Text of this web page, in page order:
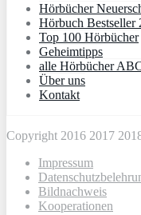
Hörbücher
Hörbuch Bestseller
Top 100 Hörbücher
Geheimtipps
alle Hörbücher
Über uns
Kontakt
Copyright 2016 2017
Impressum
Bildnachweis
Kooperationen